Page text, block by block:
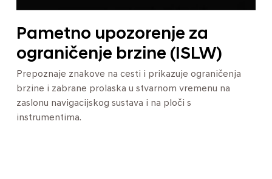
Pametno upozorenje za
ograničenje brzine (ISLW)
Prepoznaje znakove na cesti i prikazuje ograničenja
brzine i zabrane prolaska u stvarnom vremenu na
zaslonu navigacijskog sustava i na ploči s
instrumentima.